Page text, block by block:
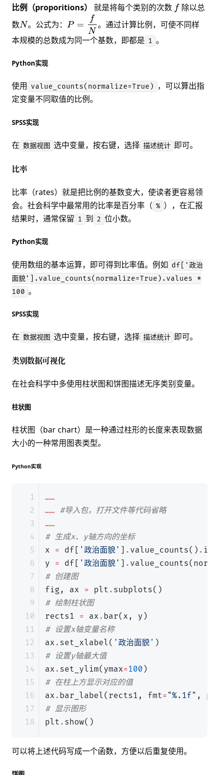
比例（proporitions） 就是将每个类别的次数 ff 除以总
数N
N。公式为：P =
\dfrac{f}
{N}
P =
N
f
。通过计算比例，可使不同样
本规模的总数成为同一个基数，即都是 1 。
Python实现
使用 value_counts(normalize=True)
，可以算出指
定变量不同取值的比例。
SPSS实现
在 数据视图 选中变量，按右键，选择 描述统计 即可。
比率
比率（rates）就是把比例的基数变大，使读者更容易领
会。社会科学中最常用的比率是百分率（ % ），在汇报
结果时，通常保留 1 到 2 位小数。
Python实现
使用数组的基本运算，即可得到比率值。例如 df['政治
面貌'].value_counts(normalize=True).values *
100 。
SPSS实现
在 数据视图 选中变量，按右键，选择 描述统计 即可。
类别数据可视化
在社会科学中多使用柱状图和饼图描述无序类别变量。
柱状图
柱状图（bar chart）是一种通过柱形的长度来表现数据
大小的一种常用图表类型。
Python实现
……
…… #导入包，打开文件等代码省略
……
# 生成x、y轴方向的坐标
x = df [ '政治面貌' ] . value_counts() .
y = df [ '政治面貌' ] . value_counts(
# 创建图
fig , ax = plt . subplots()
# 绘制柱状图
rects1 = ax . bar( x , y )
# 设置x轴变量名称
ax . set_xlabel ( '政治面貌' )
# 设置y轴最大值
ax . set_ylim( ymax=100 )
# 在柱上方显示对应的值
ax . bar_label ( rects1 , fmt= "%.1f" ,
# 显示图形
plt . show()
可以将上述代码写成一个函数，方便以后重复使用。